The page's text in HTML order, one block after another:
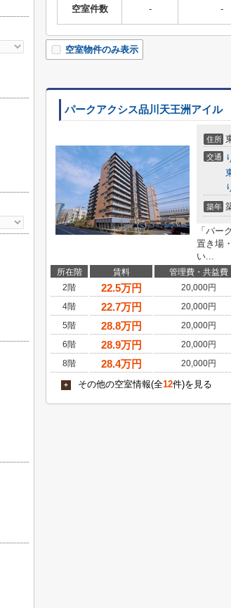
空室件数 - -
空室物件のみ表示
パークアクシス品川天王洲アイル
住所
交通
築年
「パー
置き場
い...
所在階 賃料 管理費・共益費
2階
22.5万円 20,000円
4階
22.7万円 20,000円
5階
28.8万円 20,000円
6階
28.9万円 20,000円
8階
28.4万円 20,000円
+ その他の空室情報(全12件)を見る